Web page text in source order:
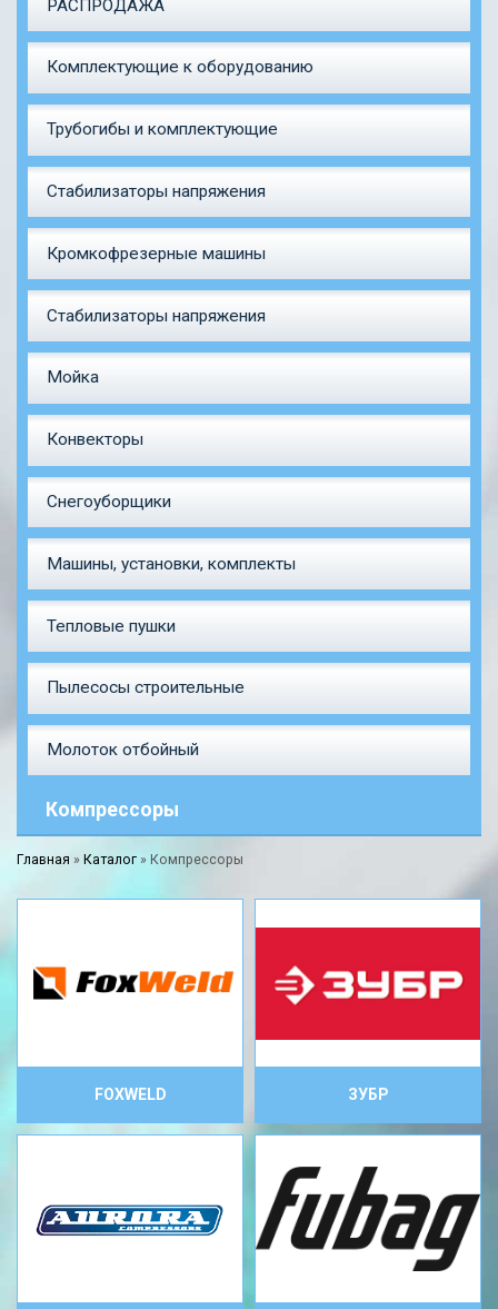
РАСПРОДАЖА
Комплектующие к оборудованию
Трубогибы и комплектующие
Стабилизаторы напряжения
Кромкофрезерные машины
Стабилизаторы напряжения
Мойка
Конвекторы
Снегоуборщики
Машины, установки, комплекты
Тепловые пушки
Пылесосы строительные
Молоток отбойный
Компрессоры
Главная » Каталог » Компрессоры
FOXWELD ЗУБР